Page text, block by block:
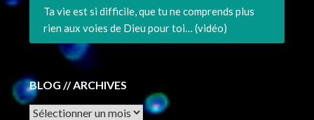
Ta vie est si difficile, que tu ne comprends plus
rien aux voies de Dieu pour toi… (vidéo)
BLOG // ARCHIVES
Archives